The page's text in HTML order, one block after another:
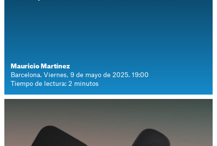
Mauricio Martínez
Barcelona. Viernes, 9 de mayo de 2025. 19:00
Tiempo de lectura: 2 minutos